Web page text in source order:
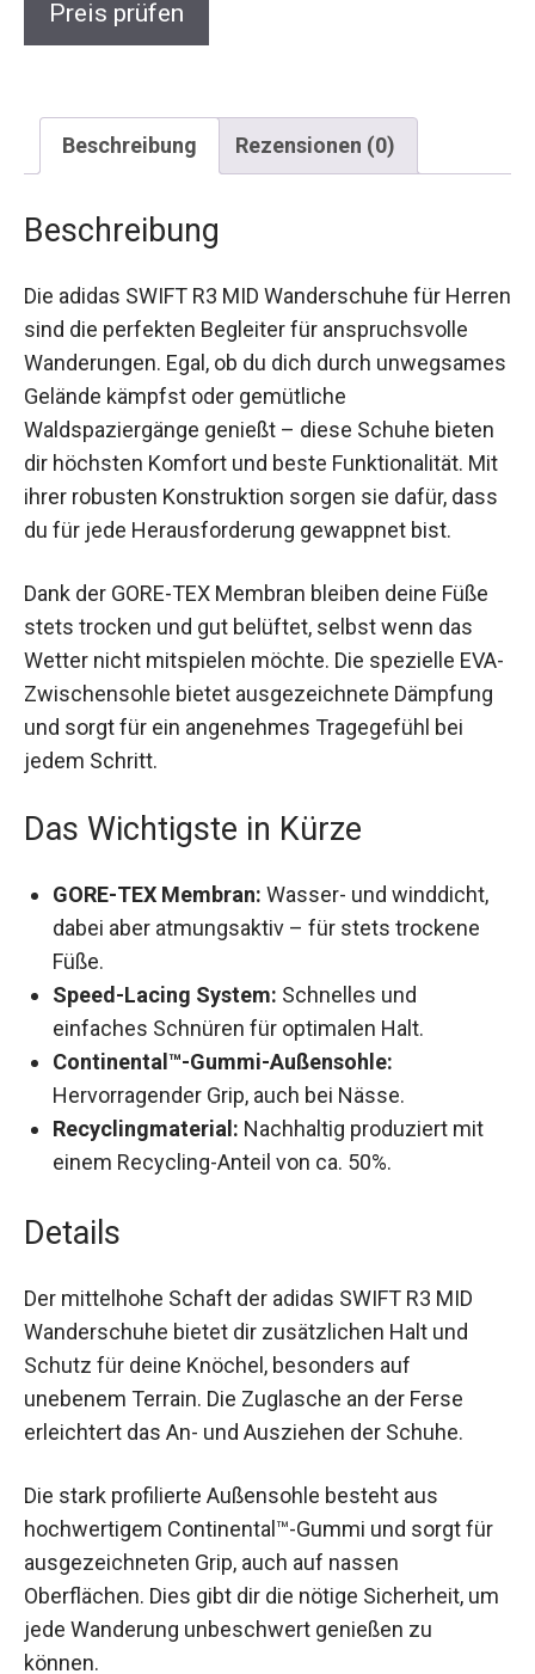
Beschreibung Rezensionen (0)
Beschreibung
Herren sind die perfekten Begleiter für
anspruchsvolle Wanderungen. Egal, ob du dich
durch unwegsames Gelände kämpfst oder
gemütliche Waldspaziergänge genießt – diese
Schuhe bieten dir höchsten Komfort und beste
Funktionalität. Mit ihrer robusten Konstruktion
sorgen sie dafür, dass du für jede
Herausforderung gewappnet bist.
Dank der GORE-TEX Membran bleiben deine Füße
stets trocken und gut belüftet, selbst wenn das
Wetter nicht mitspielen möchte. Die spezielle
EVA-Zwischensohle bietet ausgezeichnete
Dämpfung und sorgt für ein angenehmes
Tragegefühl bei jedem Schritt.
Das Wichtigste in Kürze
GORE-TEX Membran: Wasser- und winddicht,
dabei aber atmungsaktiv – für stets trockene
Füße.
Speed-Lacing System: Schnelles und
einfaches Schnüren für optimalen Halt.
Continental™-Gummi-Außensohle:
Hervorragender Grip, auch bei Nässe.
Recyclingmaterial: Nachhaltig produziert mit
einem Recycling-Anteil von ca. 50%.
Details
Der mittelhohe Schaft der adidas SWIFT R3 MID
Wanderschuhe bietet dir zusätzlichen Halt und
Schutz für deine Knöchel, besonders auf
unebenem Terrain. Die Zuglasche an der Ferse
erleichtert das An- und Ausziehen der Schuhe.
Die stark profilierte Außensohle besteht aus
hochwertigem Continental™-Gummi und sorgt für
ausgezeichneten Grip, auch auf nassen
Oberflächen. Dies gibt dir die nötige Sicherheit,
um jede Wanderung unbeschwert genießen zu